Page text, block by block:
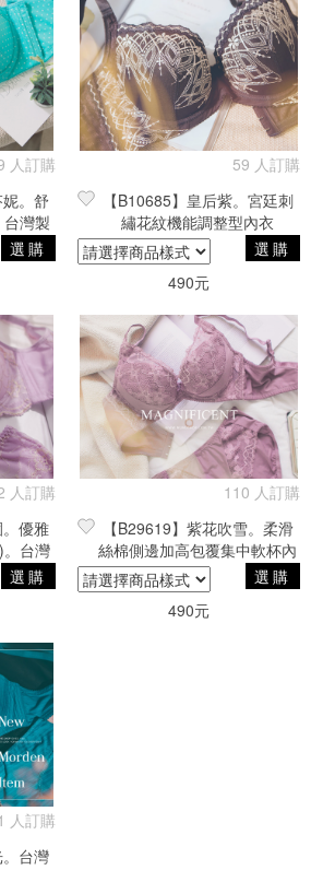
人訂購
妮。舒
灣製
選購
59 人訂購
【B10685】皇后紫。宮廷刺
繡花紋機能調整型內衣
選購
490元
人訂購
。優雅
台灣
選購
110 人訂購
【B29619】紫花吹雪。柔滑
絲棉側邊加高包覆集中軟杯內
衣(單件入)。台灣製。40C。
零碼
選購
490元
人訂購
。台灣